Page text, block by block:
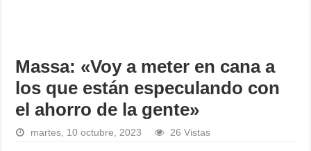
Massa: «Voy a meter en cana a
los que están especulando con
el ahorro de la gente»
martes, 10 octubre, 2023 26 Vistas